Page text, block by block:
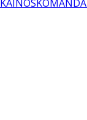
KAINOSKOMANDA